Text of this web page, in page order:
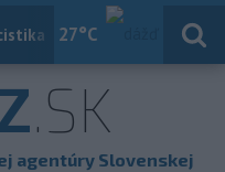
27°C
Slovensko
.SK
agentúry Slovenskej